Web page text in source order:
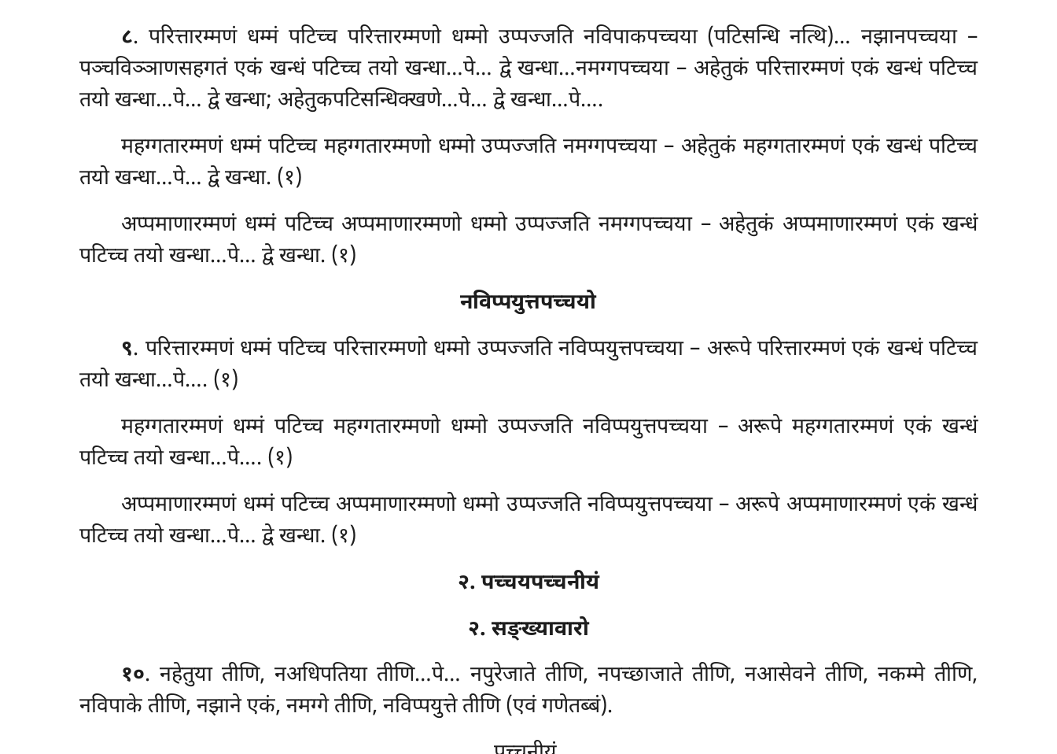
८. परित्तारम्मणं धम्मं पटिच्च परित्तारम्मणो धम्मो उप्पज्जति नविपाकपच्चया (पटिसन्धि नत्थि)… नझानपच्चया –
पञ्चविञ्ञाणसहगतं एकं खन्धं पटिच्च तयो खन्धा…पे… द्वे खन्धा…नमग्गपच्चया – अहेतुकं परित्तारम्मणं एकं खन्धं पटिच्च
तयो खन्धा…पे… द्वे खन्धा; अहेतुकपटिसन्धिक्खणे…पे… द्वे खन्धा…पे….
महग्गतारम्मणं धम्मं पटिच्च महग्गतारम्मणो धम्मो उप्पज्जति नमग्गपच्चया – अहेतुकं महग्गतारम्मणं एकं खन्धं पटिच्च
तयो खन्धा…पे… द्वे खन्धा. (१)
अप्पमाणारम्मणं धम्मं पटिच्च अप्पमाणारम्मणो धम्मो उप्पज्जति नमग्गपच्चया – अहेतुकं अप्पमाणारम्मणं एकं खन्धं
पटिच्च तयो खन्धा…पे… द्वे खन्धा. (१)
नविप्पयुत्तपच्चयो
९. परित्तारम्मणं धम्मं पटिच्च परित्तारम्मणो धम्मो उप्पज्जति नविप्पयुत्तपच्चया – अरूपे परित्तारम्मणं एकं खन्धं पटिच्च
तयो खन्धा…पे…. (१)
महग्गतारम्मणं धम्मं पटिच्च महग्गतारम्मणो धम्मो उप्पज्जति नविप्पयुत्तपच्चया – अरूपे महग्गतारम्मणं एकं खन्धं
पटिच्च तयो खन्धा…पे…. (१)
अप्पमाणारम्मणं धम्मं पटिच्च अप्पमाणारम्मणो धम्मो उप्पज्जति नविप्पयुत्तपच्चया – अरूपे अप्पमाणारम्मणं एकं खन्धं
पटिच्च तयो खन्धा…पे… द्वे खन्धा. (१)
२. पच्चयपच्चनीयं
२. सङ्ख्यावारो
१०. नहेतुयातीणि, नअधिपतिया तीणि…पे… नपुरेजाते तीणि, नपच्छाजाते तीणि, नआसेवने तीणि, नकम्मे तीणि,
नविपाके तीणि, नझाने एकं, नमग्गे तीणि, नविप्पयुत्ते तीणि (एवं गणेतब्बं).